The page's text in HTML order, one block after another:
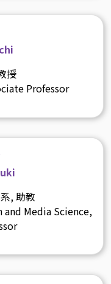
授
Professor
, 助教
Media Science,